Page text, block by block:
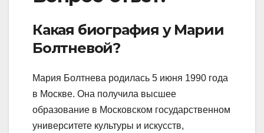
Какая биография у Марии
Болтневой?
Мария Болтнева родилась 5 июня 1990 года
в Москве. Она получила высшее
образование в Московском государственном
университете культуры и искусств,